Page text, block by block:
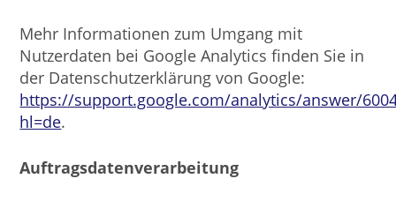
Mehr Informationen zum Umgang mit
Nutzerdaten bei Google Analytics finden Sie in
der Datenschutzerklärung von Google:
https://support.google.com/analytics/answer/
hl=de.
Auftragsdatenverarbeitung